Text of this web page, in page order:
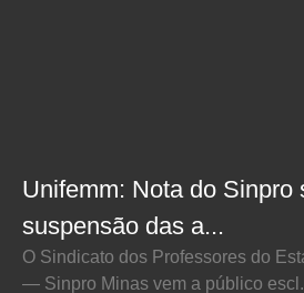
Unifemm: Nota do Sinpro
suspensão das a...
O Sindicato dos Professores do
— Sinpro Minas vem a público